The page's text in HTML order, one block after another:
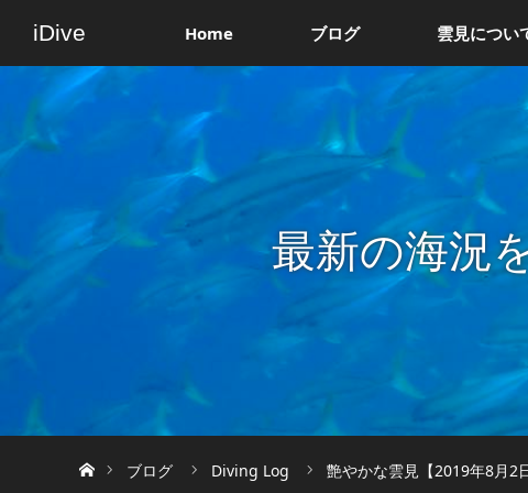
iDive Home ブログ 雲見につい
最新の海況
ブログ
Diving Log 艶やかな雲見【2019年8月2